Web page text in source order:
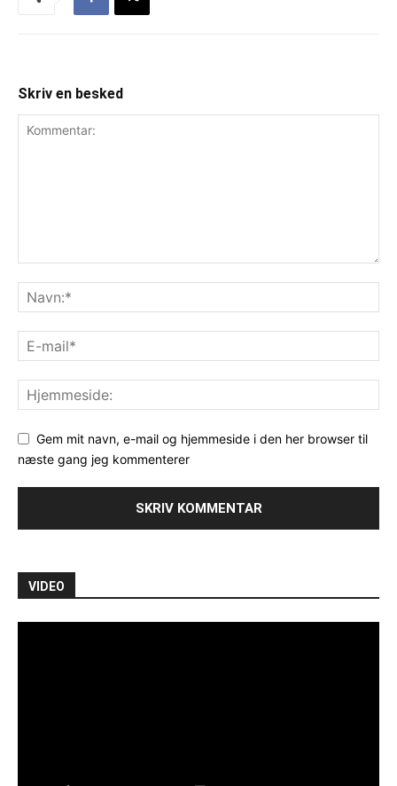
Skriv en besked
Gem mit navn, e-mail og hjemmeside i den her browser til
næste gang jeg kommenterer
VIDEO